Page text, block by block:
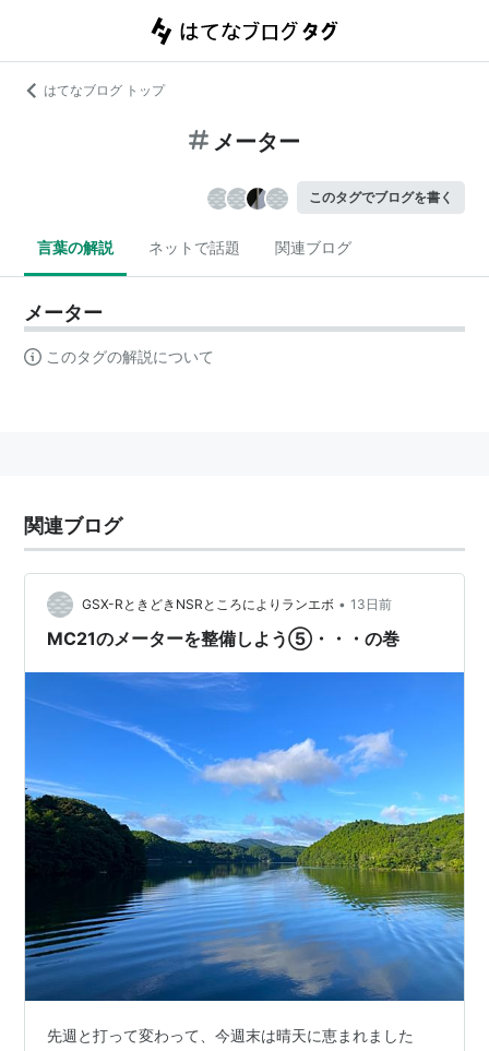
はてなブログ トップ
メーター
このタグでブログを書く
言葉の解説 ネットで話題 関連ブログ
メーター
このタグの解説について
関連ブログ
GSX-RときどきNSRところによりランエボ • 13日前
MC21のメーターを整備しよう⑤・・・の巻
先週と打って変わって、今週末は晴天に恵まれました